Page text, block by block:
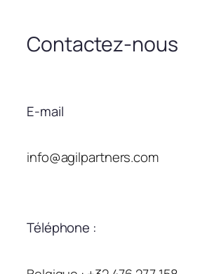
Contactez-nous
E-mail
info@agilpartners.com
Téléphone :